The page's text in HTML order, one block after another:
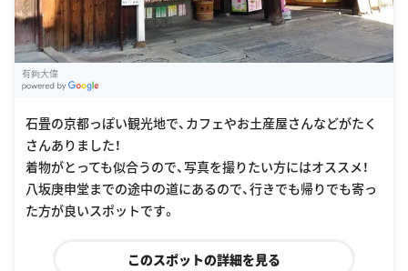
有夠大偉
石畳の京都っぽい観光地で、カフェやお土産屋さんなどがたく
さんありました！
着物がとっても似合うので、写真を撮りたい方にはオススメ！
八坂庚申堂までの途中の道にあるので、行きでも帰りでも寄っ
た方が良いスポットです。
このスポットの詳細を見る